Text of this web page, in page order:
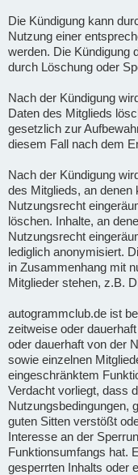
Die Kündigung kann
Nutzung einer
werden. Die Kündigung
durch Löschung oder
Nach der Kündigung
Daten des Mitglieds
gesetzlich zur
diesem Fall nach dem
Nach der Kündigung
des Mitglieds, an denen
Nutzungsrecht
löschen. Inhalte, an
Nutzungsrecht
lediglich anonymisiert.
in Zusammenhang mit
Mitglieder stehen, z.B.
autogrammclub.de ist
zeitweise oder
oder dauerhaft von der
sowie einzelnen
eingeschränktem
Verdacht vorliegt, dass
Nutzungsbedingungen,
guten Sitten verstößt
Interesse an der
Funktionsumfangs hat.
gesperrten Inhalts oder